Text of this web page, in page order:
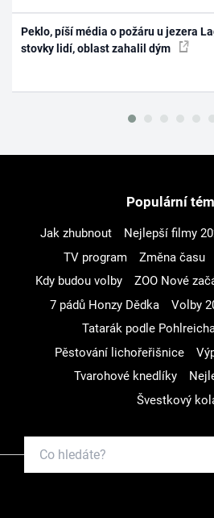
Peklo, píší média o požáru u jezera
stovky lidí, oblast zahalil dým
Populární
Jak zhubnout Nejlepší filmy
TV program
Změna času
Kdy budou volby
ZOO Nové
7 pádů Honzy Dědka
Volby
Tatarák podle
Pěstování lichořeřišnice
Tvarohové knedlíky
Švestkový